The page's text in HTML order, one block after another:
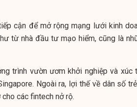
cận để mở rộng mạng lưới kinh
từ nhà đầu tư mạo hiểm, cũng là
trình vườn ươm khởi nghiệp và xúc
Ngoài ra, lợi thế về dân số
các fintech nở rộ.